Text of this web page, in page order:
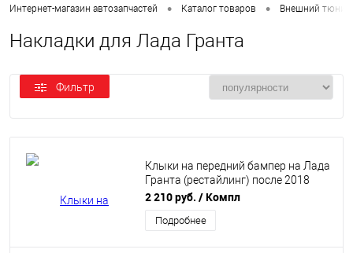
Интернет-магазин автозапчастей • Каталог товаров • Внешний
Накладки для Лада Гранта
Фильтр
Клыки на передний бампер на Лада
Гранта (рестайлинг) после 2018
года
2 210 руб. / Компл
Подробнее